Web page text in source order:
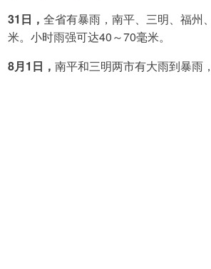
31日， 全省有暴雨，南平、三明、福州
米。小时雨强可达40～70毫米。
8月1日， 南平和三明两市有大雨到暴雨